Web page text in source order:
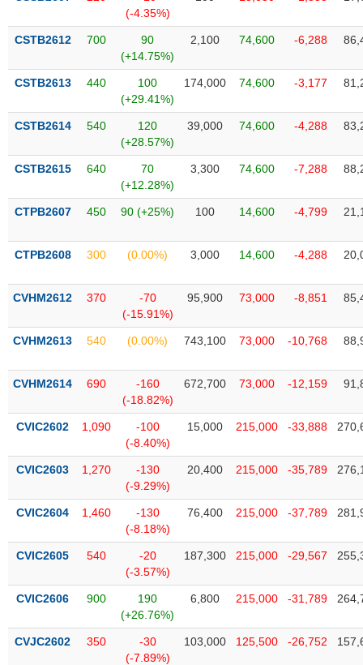
(-4.35%)
CSTB2612 700
90
(+14.75%)
2,100 74,600 -6,288
CSTB2613 440
100
(+29.41%)
174,000 74,600 -3,177
CSTB2614 540
120
(+28.57%)
39,000 74,600 -4,288
CSTB2615 640
70
(+12.28%)
3,300 74,600 -7,288
CTPB2607 450 90 (+25%) 100 14,600 -4,799
CTPB2608 300 (0.00%) 3,000 14,600 -4,288
CVHM2612 370
-70
(-15.91%)
95,900 73,000 -8,851
CVHM2613 540 (0.00%) 743,100 73,000 -10,768
CVHM2614 690
-160
(-18.82%)
672,700 73,000 -12,159
CVIC2602 1,090
-100
(-8.40%)
15,000 215,000 -33,888
CVIC2603 1,270
-130
(-9.29%)
20,400 215,000 -35,789
CVIC2604 1,460
-130
(-8.18%)
76,400 215,000 -37,789
CVIC2605 540
-20
(-3.57%)
187,300 215,000 -29,567
CVIC2606 900
190
(+26.76%)
6,800 215,000 -31,789
CVJC2602 350
-30
(-7.89%)
103,000 125,500 -26,752
phân
tích
Thuật
ngữ
vụ
(-)
tạo
Công
đầu
tư
Truyền
tài
chính